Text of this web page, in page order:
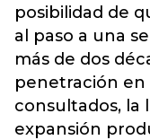
posibilidad de
al paso a una
más de dos
penetración en
consultados, la
expansión